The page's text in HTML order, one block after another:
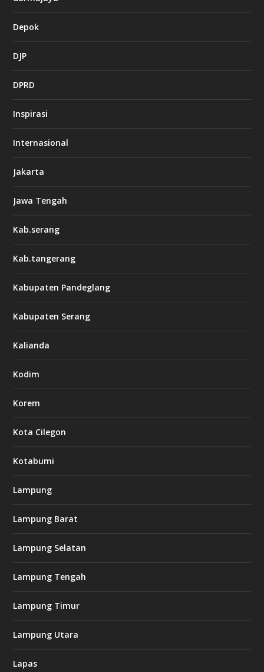
Depok
DJP
DPRD
Inspirasi
Internasional
Jakarta
Jawa Tengah
Kab.serang
Kab.tangerang
Kabupaten Pandeglang
Kabupaten Serang
Kalianda
Kodim
Korem
Kota Cilegon
Kotabumi
Lampung
Lampung Barat
Lampung Selatan
Lampung Tengah
Lampung Timur
Lampung Utara
Lapas